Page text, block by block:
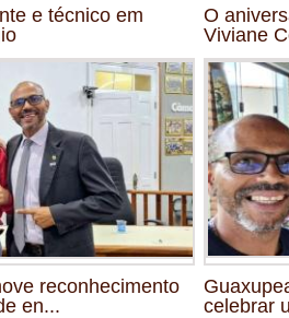
e técnico em
O
Viviane
reconhecimento
en...
celebrar